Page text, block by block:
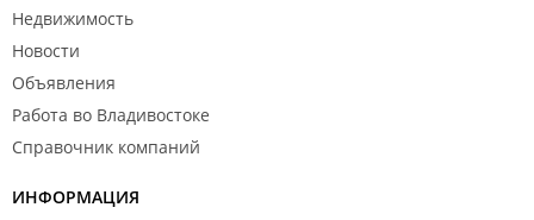
Недвижимость
Новости
Объявления
Работа во Владивостоке
Справочник компаний
ИНФОРМАЦИЯ